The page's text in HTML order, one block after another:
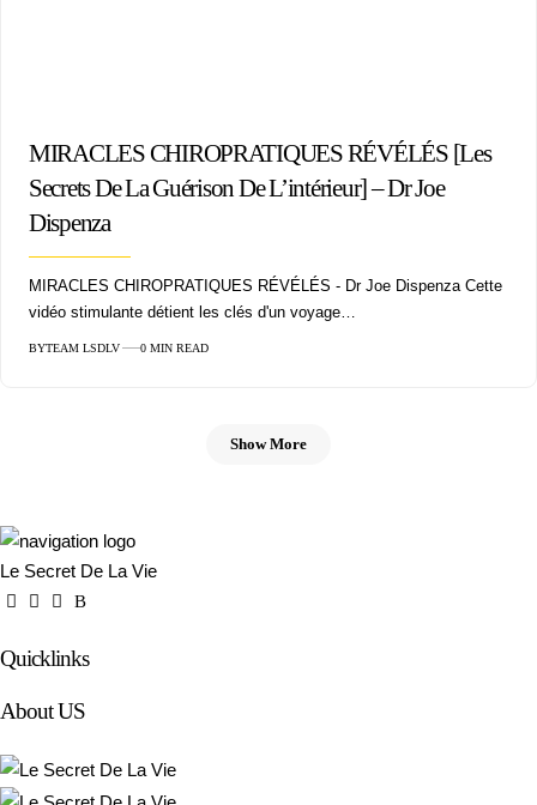
MIRACLES CHIROPRATIQUES RÉVÉLÉS [Les
Secrets De La Guérison De L’intérieur] – Dr Joe
Dispenza
MIRACLES CHIROPRATIQUES RÉVÉLÉS - Dr Joe Dispenza Cette
vidéo stimulante détient les clés d'un voyage…
BYTEAM LSDLV 0 MIN READ
Show More
Le Secret De La Vie
Quicklinks
About US